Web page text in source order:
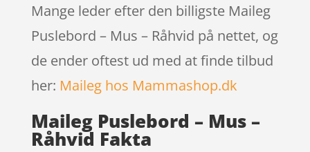
Mange leder efter den billigste Maileg
Puslebord – Mus – Råhvid på nettet, og
de ender oftest ud med at finde tilbud
her: Maileg hos Mammashop.dk
Maileg Puslebord – Mus –
Råhvid Fakta